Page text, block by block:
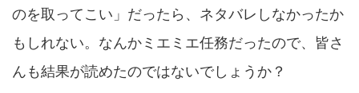
のを取ってこい」だったら、ネタバレしなかったか
もしれない。なんかミエミエ任務だったので、皆さ
んも結果が読めたのではないでしょうか？